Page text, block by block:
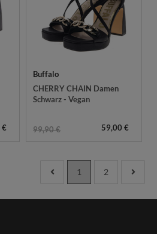
€
Buffalo
CHERRY CHAIN Damen
Schwarz - Vegan
99,90 € 59,00 €
1 2